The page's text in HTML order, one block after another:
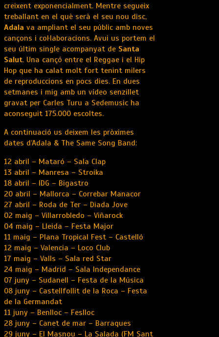
creixent exponencialment. Mentre segueix
treballant en el què serà el seu nou disc,
Adala va ampliant el seu públic amb noves
cançons i col·laboracions. Avui us portem el
seu últim single acompanyat de Santa
Salut. Una cançó entre el Reggae i el Hip
Hop que ha calat molt fort tenint milers
de reproduccions en pocs dies. En dues
setmanes i mig amb un vídeo senzillet
gravat per Carles Turu a Sedemusic ha
aconseguit 175.000 escoltes.
A continuació us deixem les pròximes
dates d’Adala & The Same Song Band:
12 abril – Mataró – Sala Clap
13 abril – Manresa – Stroika
18 abril – IDG – Bigastro
20 abril – Mallorca – Correbar Manacor
27 abril – Roda de Ter – Diada Jove
02 maig – Villarrobledo – Viñarock
04 maig – Lleida – Festa Major
11 maig – Plana Tropical Fest – Castelló
12 maig – Valencia – Loco Club
17 maig – Valls – Sala red Star
24 maig – Madrid – Sala Independance
07 juny – Sudanell – Festa de la Música
08 juny – Castellfollit de la Roca – Festa
de la Germandat
11 juny – Benlloc – Feslloc
28 juny – Canet de mar – Barraques
29 juny – El Masnou – La Salada (FM Sant